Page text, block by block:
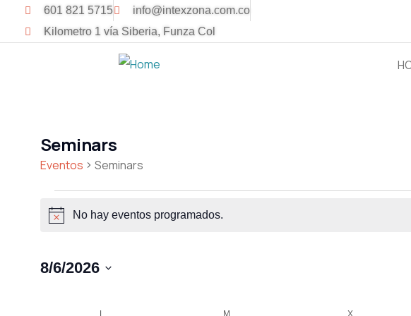
601 821 5715
info@intexzona.com.co
Kilometro 1 vía Siberia, Funza Col
Seminars
Eventos Seminars
Notice
No hay eventos programados.
8/6/2026
L M X